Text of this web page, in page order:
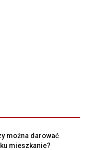
można darować
mieszkanie?